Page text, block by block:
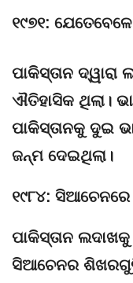
୧୯୭୧:
ପାକିସ୍ତାନ
ଐତିହାସିକ ଥିଲା।
ପାକିସ୍ତାନକୁ ଦୁଇ
ଜନ୍ମ ଦେଇଥିଲା।
୧୯୮୪:
ପାକିସ୍ତାନ
ସିଆଚେନର